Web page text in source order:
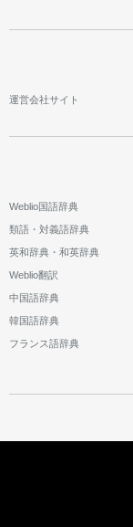
運営会社サイト
Weblio国語辞典
類語・対義語辞典
英和辞典・和英辞典
Weblio翻訳
中国語辞典
韓国語辞典
フランス語辞典